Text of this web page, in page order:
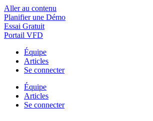
Aller au contenu
Planifier une Démo
Essai Gratuit
Portail VFD
Équipe
Articles
Se connecter
Équipe
Articles
Se connecter